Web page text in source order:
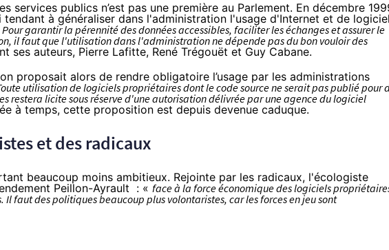
services publics n’est pas une première au Parlement. En décembre
tendant à généraliser dans l'administration l'usage d'Internet et de
Pour garantir la pérennité des données accessibles, faciliter les échanges et assurer le
il faut que l'utilisation dans l'administration ne dépende pas du bon vouloir des
ses auteurs, Pierre Lafitte, René Trégouët et Guy Cabane.
proposait alors de rendre obligatoire l’usage par les administrations
utilisation de logiciels propriétaires dont le code source ne serait pas publié pour
restera licite sous réserve d'une autorisation délivrée par une agence du logiciel
à temps, cette proposition est depuis devenue caduque.
et des radicaux
beaucoup moins ambitieux. Rejointe par les radicaux, l'écologiste
Peillon-Ayrault : « face à la force économique des logiciels
Il faut des politiques beaucoup plus volontaristes, car les forces en jeu sont